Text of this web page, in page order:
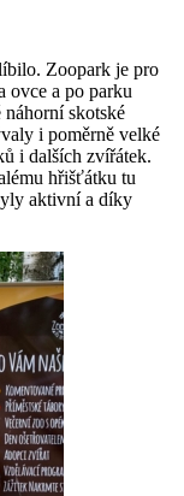
Zoopark je pro
ovce a po parku
skotské
i poměrně velké
i dalších zvířátek.
hřišťátku tu
aktivní a díky